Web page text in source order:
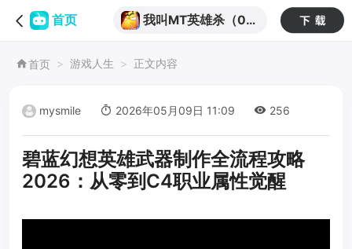
首页
我叫MT英雄杀（0.
首页 游戏人生 正文内容
mysmile 2026年05月09日 11:09 256
碧蓝幻想英雄武器制作全流程攻略
2026：从零到C4职业属性觉醒